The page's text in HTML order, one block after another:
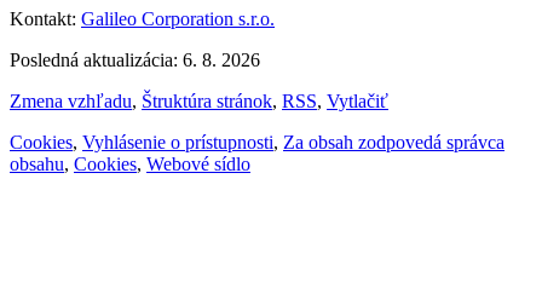
Kontakt: Galileo Corporation s.r.o.
Posledná aktualizácia: 6. 8. 2026
Zmena vzhľadu, Štruktúra stránok, RSS, Vytlačiť
Cookies, Vyhlásenie o prístupnosti, Za obsah zodpovedá správca
obsahu, Cookies, Webové sídlo